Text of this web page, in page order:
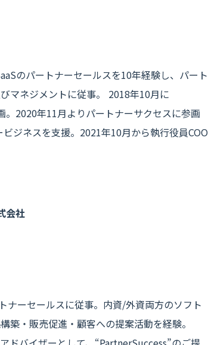
のパートナーセールスを10年経験し、パート
マネジメントに従事。 2018年10月に
2020年11月よりパートナーサクセスに参画
ジネスを支援。2021年10月から執行役員COO
会社
ーセールスに従事。内資/外資両方のソフト
築・販売促進・顧客への提案活動を経験。